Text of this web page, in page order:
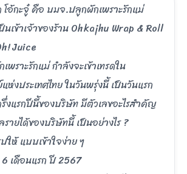
โอ้กะจู๋ คือ บมจ.ปลูกผักเพราะรักแม่
เข้าเจ้าของร้าน Ohkajhu Wrap & Roll
Juice
ราะรักแม่ กำลังจะเข้าเทรดใน
งประเทศไทย ในวันพรุ่งนี้ เป็นวันแรก
งแรกปีนี้ของบริษัท มีตัวเลขอะไรสำคัญ
รายได้ของบริษัทนี้ เป็นอย่างไร ?
ให้ แบบเข้าใจง่าย ๆ
เดือนแรก ปี 2567